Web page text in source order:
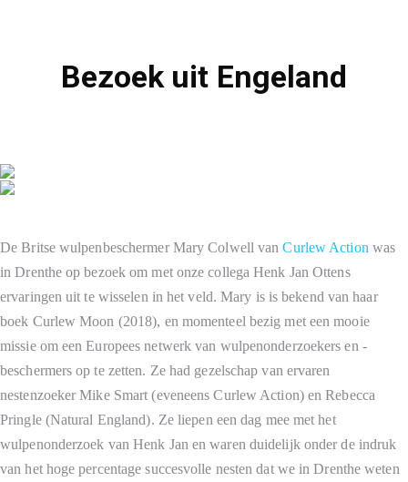
Bezoek uit Engeland
De Britse wulpenbeschermer Mary Colwell vanCurlew Action was
in Drenthe op bezoek om met onze collega Henk Jan Ottens
ervaringen uit te wisselen in het veld. Mary is is bekend van haar
boek Curlew Moon (2018), en momenteel bezig met een mooie
missie om een Europees netwerk van wulpenonderzoekers en -
beschermers op te zetten. Ze had gezelschap van ervaren
nestenzoeker Mike Smart (eveneens Curlew Action) en Rebecca
Pringle (Natural England). Ze liepen een dag mee met het
wulpenonderzoek van Henk Jan en waren duidelijk onder de indruk
van het hoge percentage succesvolle nesten dat we in Drenthe weten